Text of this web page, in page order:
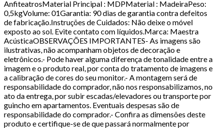
AnfiteatrosMaterial Principal : MDPMaterial : MadeiraPeso:
0,5kgVolume: 01Garantia: 90 dias de garantia contra defeitos
de fabricação.Instruções de Cuidados: Não deixe o móvel
exposto ao sol. Evite contato com líquidos.Marca: Maestra
AcústicaOBSERVAÇÕES IMPORTANTES- As imagens são
ilustrativas, não acompanham objetos de decoração e
eletrônicos.- Pode haver alguma diferença de tonalidade entre a
imagem e o produto real, por conta do tratamento de imagens e
a calibração de cores do seu monitor.- A montagem será de
responsabilidade do comprador, não nos responsabilizamos, no
ato da entrega, por subir escadas/elevadores ou transporte por
guincho em apartamentos. Eventuais despesas são de
responsabilidade do comprador.- Confira as dimensões deste
produto e certifique-se de que passará normalmente por